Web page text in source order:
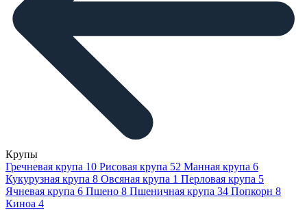
Крупы
Гречневая крупа 10 Рисовая крупа 52 Манная крупа 6
Кукурузная крупа 8 Овсяная крупа 1 Перловая крупа 5
Ячневая крупа 6 Пшено 8 Пшеничная крупа 34 Попкорн 8
Киноа 4